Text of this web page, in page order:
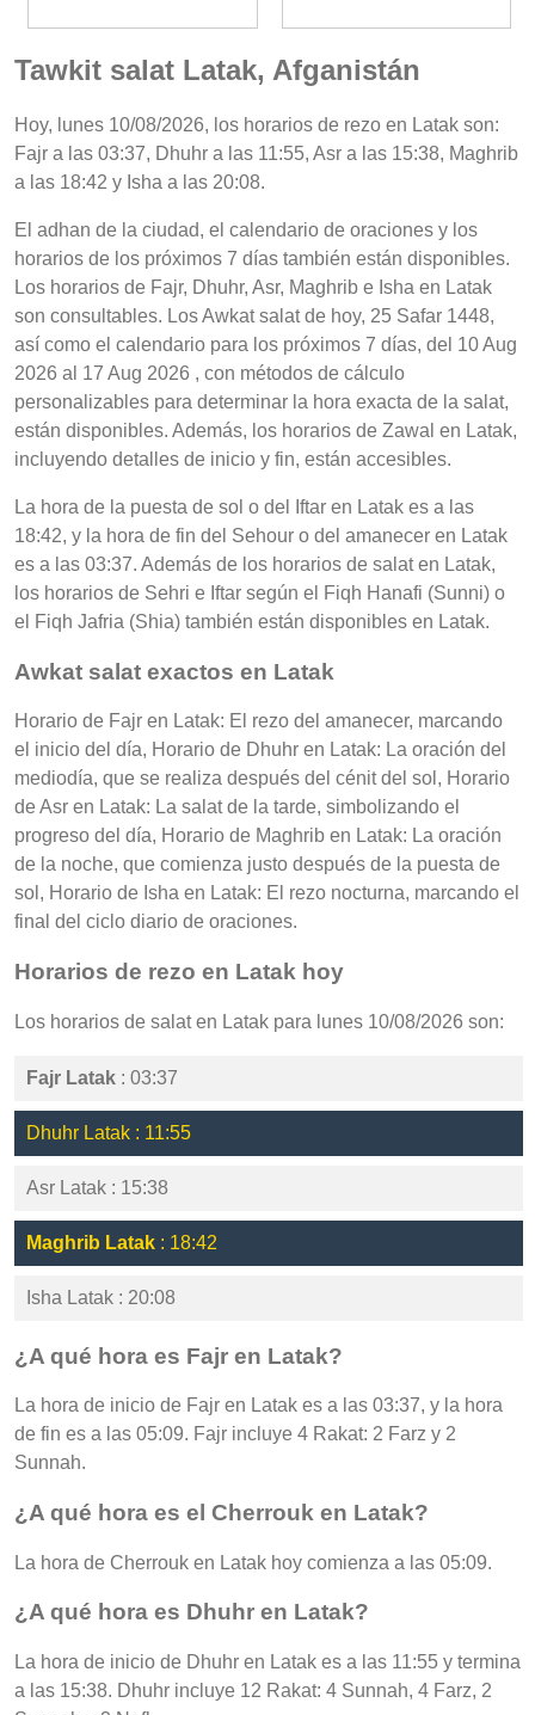
Tawkit salat Latak, Afganistán
Hoy, lunes 10/08/2026, los horarios de rezo en Latak son:
Fajr a las 03:37, Dhuhr a las 11:55, Asr a las 15:38, Maghrib
a las 18:42 y Isha a las 20:08.
El adhan de la ciudad, el calendario de oraciones y los
horarios de los próximos 7 días también están disponibles.
Los horarios de Fajr, Dhuhr, Asr, Maghrib e Isha en Latak
son consultables. Los Awkat salat de hoy, 25 Safar 1448,
así como el calendario para los próximos 7 días, del 10 Aug
2026 al 17 Aug 2026 , con métodos de cálculo
personalizables para determinar la hora exacta de la salat,
están disponibles. Además, los horarios de Zawal en Latak,
incluyendo detalles de inicio y fin, están accesibles.
La hora de la puesta de sol o del Iftar en Latak es a las
18:42, y la hora de fin del Sehour o del amanecer en Latak
es a las 03:37. Además de los horarios de salat en Latak,
los horarios de Sehri e Iftar según el Fiqh Hanafi (Sunni) o
el Fiqh Jafria (Shia) también están disponibles en Latak.
Awkat salat exactos en Latak
Horario de Fajr en Latak: El rezo del amanecer, marcando
el inicio del día, Horario de Dhuhr en Latak: La oración del
mediodía, que se realiza después del cénit del sol, Horario
de Asr en Latak: La salat de la tarde, simbolizando el
progreso del día, Horario de Maghrib en Latak: La oración
de la noche, que comienza justo después de la puesta de
sol, Horario de Isha en Latak: El rezo nocturna, marcando el
final del ciclo diario de oraciones.
Horarios de rezo en Latak hoy
Los horarios de salat en Latak para lunes 10/08/2026 son:
Fajr Latak : 03:37
Dhuhr Latak : 11:55
Asr Latak : 15:38
Maghrib Latak : 18:42
Isha Latak : 20:08
¿A qué hora es Fajr en Latak?
La hora de inicio de Fajr en Latak es a las 03:37, y la hora
de fin es a las 05:09. Fajr incluye 4 Rakat: 2 Farz y 2
Sunnah.
¿A qué hora es el Cherrouk en Latak?
La hora de Cherrouk en Latak hoy comienza a las 05:09.
¿A qué hora es Dhuhr en Latak?
La hora de inicio de Dhuhr en Latak es a las 11:55 y termina
a las 15:38. Dhuhr incluye 12 Rakat: 4 Sunnah, 4 Farz, 2